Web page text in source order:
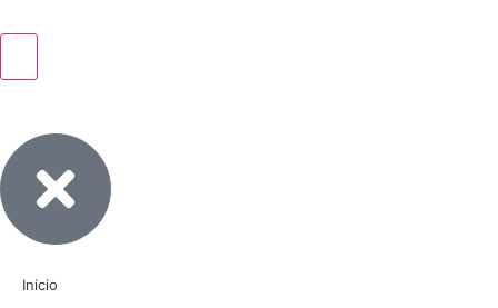
Inicio